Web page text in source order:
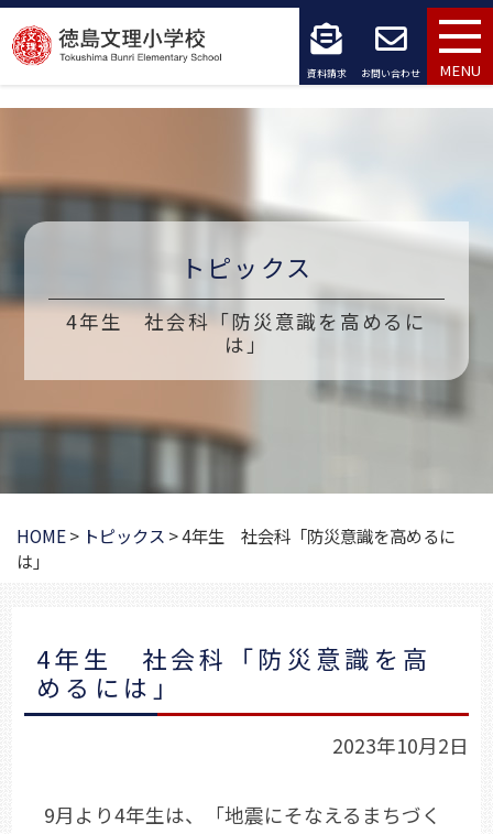
コ
ン
テ
ツ
キ
プ
資料請求 お問い合わせ MENU
トピックス
4年生 社会科「防災意識を高めるに
は」
HOME> トピックス >4年生 社会科「防災意識を高めるに
は」
4年生 社会科「防災意識を高
めるには」
2023年10月2日
9月より4年生は、「地震にそなえるまちづく